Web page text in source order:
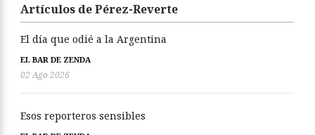
Artículos de Pérez-Reverte
El día que odié a la Argentina
EL BAR DE ZENDA
02 Ago 2026
Esos reporteros sensibles